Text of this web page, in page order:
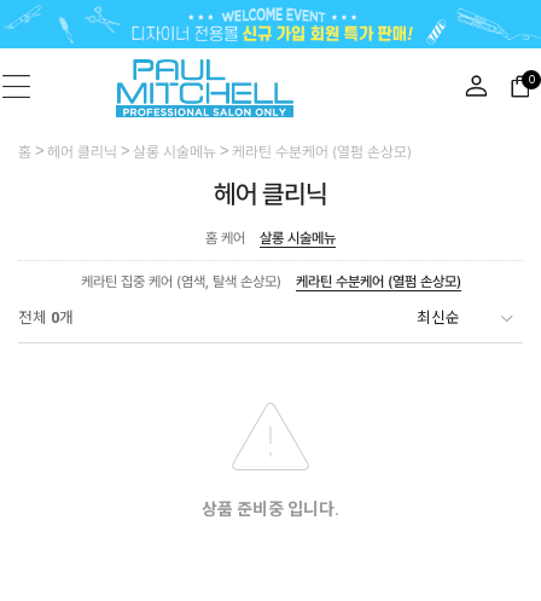
0
홈 헤어 클리닉 살롱 시술메뉴 케라틴 수분케어 (열펌 손상모)
헤어 클리닉
홈 케어 살롱 시술메뉴
케라틴 집중 케어 (염색, 탈색 손상모) 케라틴 수분케어 (열펌 손상모)
전체 0개
상품 준비중 입니다.